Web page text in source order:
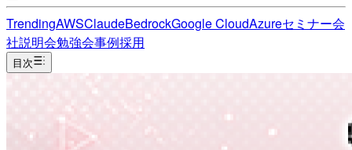
TrendingAWSClaudeBedrockGoogle CloudAzureセミナー会
社説明会勉強会事例採用
目次